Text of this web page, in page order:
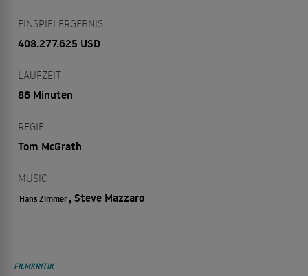
EINSPIELERGEBNIS
408.277.625 USD
LAUFZEIT
86 Minuten
REGIE
Tom McGrath
MUSIC
Hans Zimmer, Steve Mazzaro
FILMKRITIK